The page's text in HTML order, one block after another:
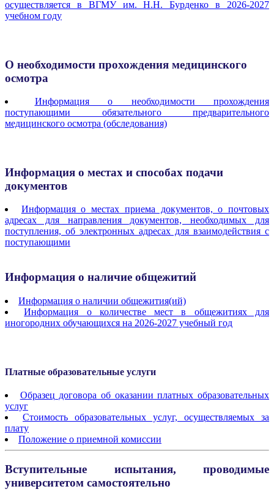
осуществляется в ВГМУ им. Н.Н. Бурденко в 2026-2027
учебном году
О необходимости прохождения медицинского
осмотра
Информация о необходимости прохождения
поступающими обязательного предварительного
медицинского осмотра (обследования)
Информация о местах и способах подачи
документов
Информация о местах приема документов, о почтовых
адресах для направления документов, необходимых для
поступления, об электронных адресах для взаимодействия с
поступающими
Информация о наличие общежитий
Информация о наличии общежития(ий)
Информация о количестве мест в общежитиях для
иногородних обучающихся на 2026-2027 учебный год
Платные образовательные услуги
Образец договора об оказании платных образовательных
услуг
Стоимость образовательных услуг, осуществляемых за
плату
Положение о приемной комиссии
Вступительные испытания, проводимые
университетом самостоятельно